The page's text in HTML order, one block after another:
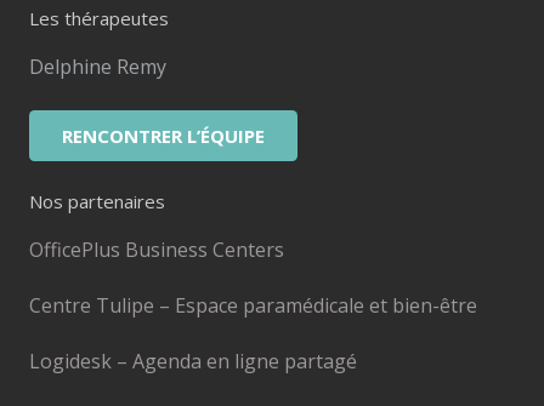
Les thérapeutes
Delphine Remy
RENCONTRER L’ÉQUIPE
Nos partenaires
OfficePlus Business Centers
Centre Tulipe – Espace paramédicale et bien-être
Logidesk – Agenda en ligne partagé